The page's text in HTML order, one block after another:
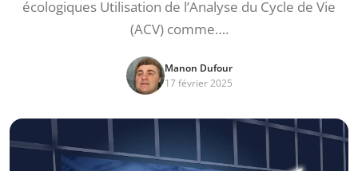
écologiques Utilisation de l’Analyse du Cycle de Vie
(ACV) comme….
Manon Dufour
17 février 2025